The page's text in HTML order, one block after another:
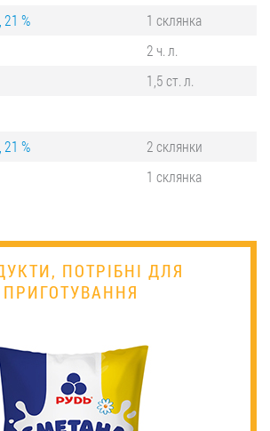
%
1 склянка
2 ч. л.
1,5 ст. л.
%
2 склянки
1 склянка
ПОТРІБНІ ДЛЯ
ПРИГОТУВАННЯ